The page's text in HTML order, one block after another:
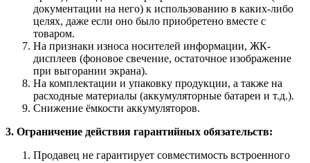
документации на него) к использованию в каких-либо
целях, даже если оно было приобретено вместе с
товаром.
На признаки износа носителей информации, ЖК-
дисплеев (фоновое свечение, остаточное изображение
при выгорании экрана).
На комплектации и упаковку продукции, а также на
расходные материалы (аккумуляторные батареи и т.д.).
Снижение ёмкости аккумуляторов.
3. Ограничение действия гарантийных обязательств:
Продавец не гарантирует совместимость встроенного